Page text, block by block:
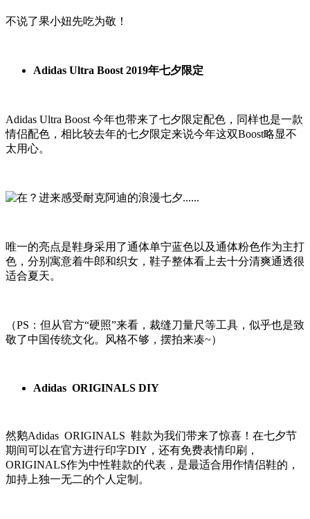
不说了果小妞先吃为敬！
Adidas Ultra Boost 2019年七夕限定
Adidas Ultra Boost 今年也带来了七夕限定配色，同样也是一款
情侣配色，相比较去年的七夕限定来说今年这双Boost略显不
太用心。
唯一的亮点是鞋身采用了通体单宁蓝色以及通体粉色作为主打
色，分别寓意着牛郎和织女，鞋子整体看上去十分清爽通透很
适合夏天。
（PS：但从官方“硬照”来看，裁缝刀量尺等工具，似乎也是致
敬了中国传统文化。风格不够，摆拍来凑~）
Adidas ORIGINALS DIY
然鹅Adidas ORIGINALS 鞋款为我们带来了惊喜！在七夕节
期间可以在官方进行印字DIY，还有免费表情印刷，
ORIGINALS作为中性鞋款的代表，是最适合用作情侣鞋的，
加持上独一无二的个人定制。